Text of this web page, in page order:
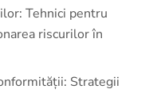
Tehnici pentru
riscurilor în
Strategii